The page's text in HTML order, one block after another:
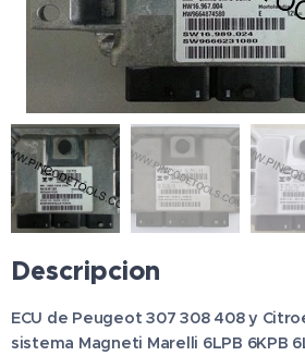
Descripcion
ECU de Peugeot 307 308 408 y
sistema Magneti Marelli 6LPB 6KPB